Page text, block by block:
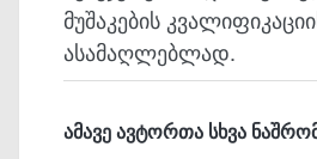
მუშაკების
ასამაღლებლად.
ამავე ავტორთა სხვა